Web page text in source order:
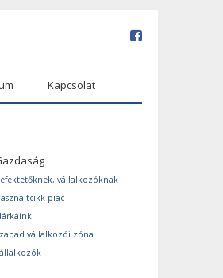
Kapcsolat
vállalkozóknak
piac
vállalkozói zóna